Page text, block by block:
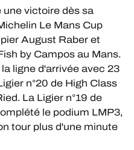
victoire dès sa
Le Mans Cup
August Raber et
by Campos au Mans.
ligne d'arrivée avec 23
n°20 de High Class
La Ligier n°19 de
le podium LMP3,
tour plus d'une minute